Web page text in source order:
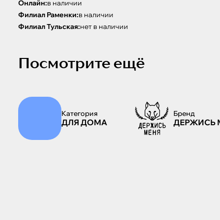
Онлайн:в наличии
Филиал Раменки:в наличии
Филиал Тульская:нет в наличии
Посмотрите ещё
Категория
ДЛЯ ДОМА
Бренд
ДЕРЖИСЬ